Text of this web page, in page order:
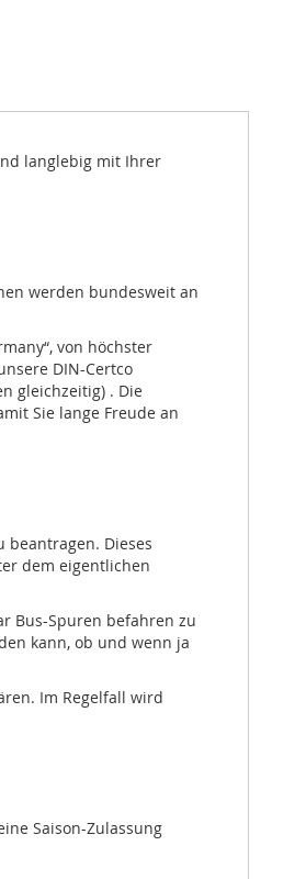
langlebig mit Ihrer
werden bundesweit an
von höchster
DIN-Certco
gleichzeitig) . Die
Sie lange Freude an
beantragen. Dieses
dem eigentlichen
Bus-Spuren befahren zu
kann, ob und wenn ja
Im Regelfall wird
Saison-Zulassung